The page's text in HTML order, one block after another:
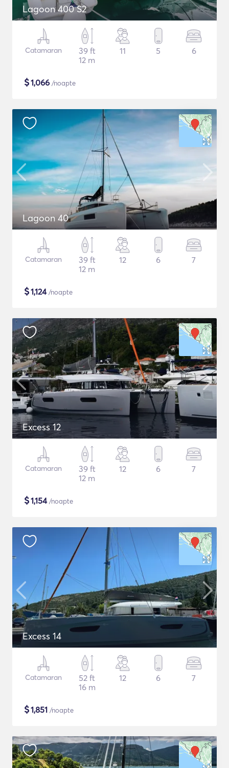
Lagoon 400 S2
Catamaran
39 ft
12 m
11 5 6
$1,066 /noapte
Lagoon 40
Catamaran
39 ft
12 m
12 6 7
$1,124/noapte
Excess 12
Catamaran
39 ft
12 m
12 6 7
$1,154/noapte
Excess 14
Catamaran
52 ft
16 m
12 6 7
$1,851 /noapte